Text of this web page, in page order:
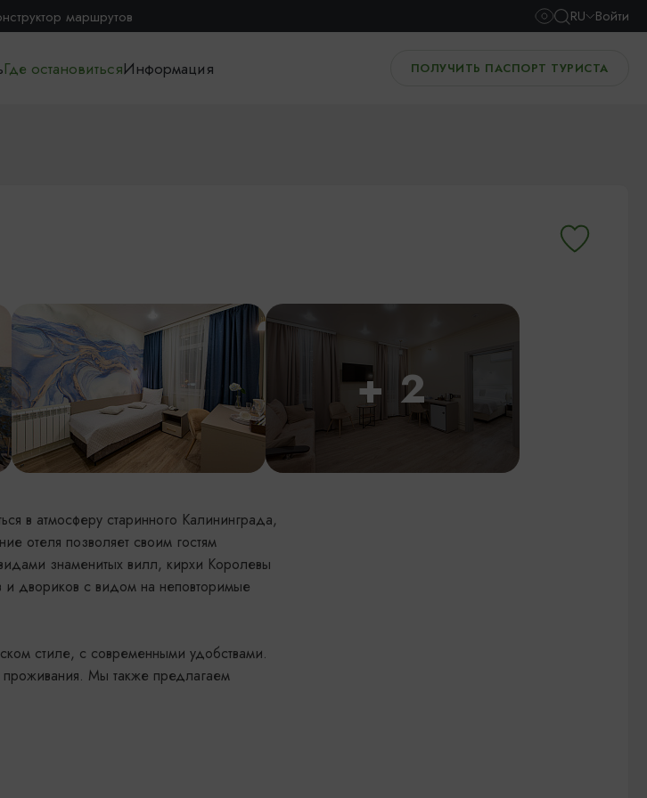
маршрутов RU Войти
Где остановитьсяИнформация ПОЛУЧИТЬ ПАСПОРТ ТУРИСТА
+ 2
в атмосферу старинного Калининграда,
отеля позволяет своим гостям
знаменитых вилл, кирхи Королевы
и двориков с видом на неповторимые
стиле, с современными удобствами.
проживания. Мы также предлагаем